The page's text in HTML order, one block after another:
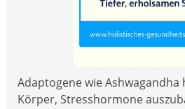
Adaptogene wie Ashwagandha
Körper, Stresshormone